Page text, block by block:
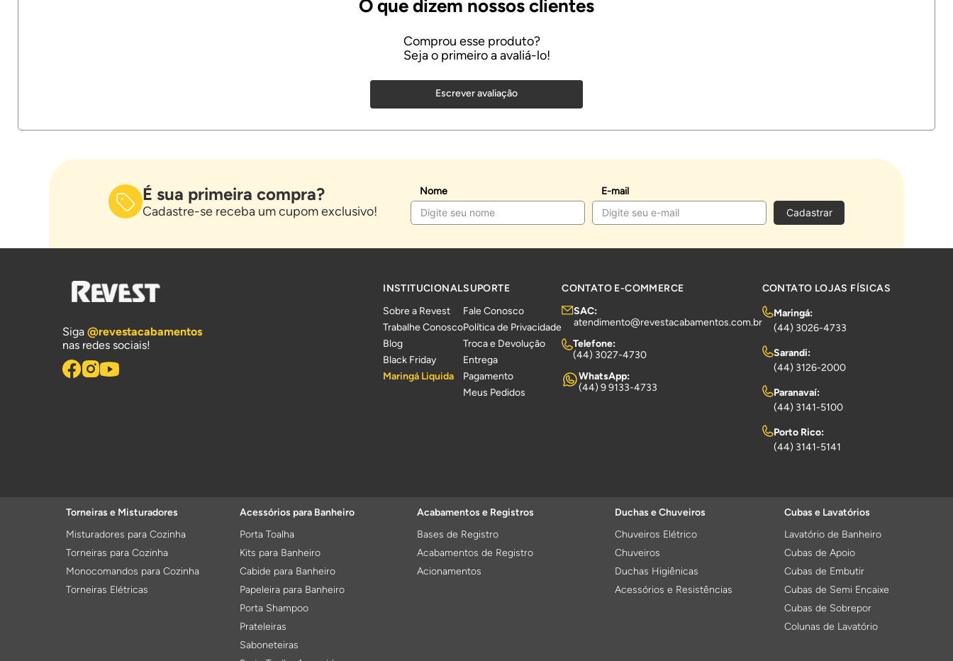
Escrever avaliação
É sua primeira compra?
Cadastre-se receba um cupom exclusivo!
Nome
E-mail
Cadastrar
Siga @revestacabamentos
nas redes sociais!
INSTITUCIONAL
Sobre a Revest
Trabalhe Conosco
Blog
Black Friday
Maringá Liquida
SUPORTE
Fale Conosco
Política de Privacidade
Troca e Devolução
Entrega
Pagamento
Meus Pedidos
CONTATO E-COMMERCE
SAC:
atendimento@revestacabamentos.com.br
Telefone:
(44) 3027-4730
WhatsApp:
(44) 9 9133-4733
CONTATO LOJAS FÍSICAS
Maringá:
(44) 3026-4733
Sarandi:
(44) 3126-2000
Paranavaí:
(44) 3141-5100
Porto Rico:
(44) 3141-5141
Torneiras e Misturadores
Misturadores para Cozinha
Torneiras para Cozinha
Monocomandos para Cozinha
Torneiras Elétricas
Acessórios para Banheiro
Porta Toalha
Kits para Banheiro
Cabide para Banheiro
Papeleira para Banheiro
Porta Shampoo
Prateleiras
Saboneteiras
Acabamentos e Registros
Bases de Registro
Acabamentos de Registro
Acionamentos
Duchas e Chuveiros
Chuveiros Elétrico
Chuveiros
Duchas Higiênicas
Acessórios e Resistências
Cubas e Lavatórios
Lavatório de Banheiro
Cubas de Apoio
Cubas de Embutir
Cubas de Semi Encaixe
Cubas de Sobrepor
Colunas de Lavatório